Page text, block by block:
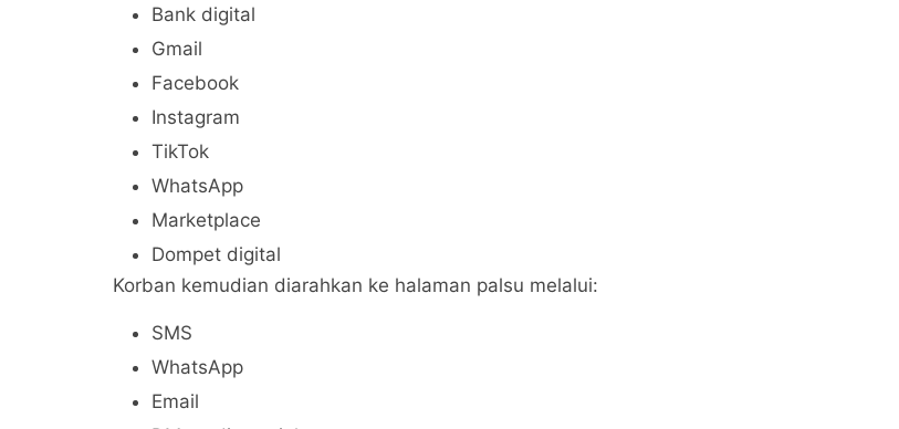
Bank digital
Gmail
Facebook
Instagram
TikTok
WhatsApp
Marketplace
Dompet digital
Korban kemudian diarahkan ke halaman palsu melalui:
SMS
WhatsApp
Email